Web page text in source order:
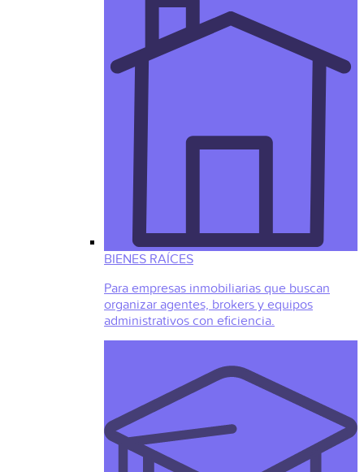
BIENES RAÍCES
Para empresas inmobiliarias que buscan
organizar agentes, brokers y equipos
administrativos con eficiencia.